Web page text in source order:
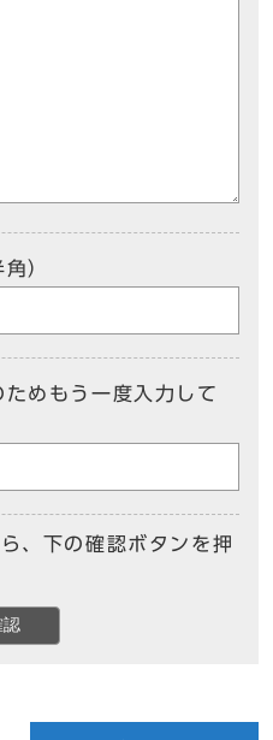
）
めもう一度入力して
、下の確認ボタンを押
認